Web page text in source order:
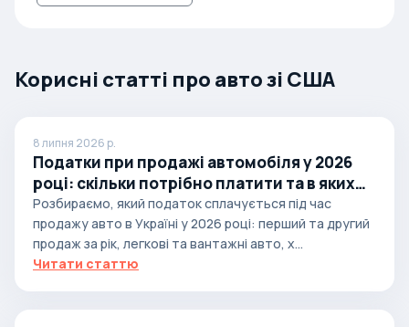
Корисні статті про авто зі США
8 липня 2026 р.
Податки при продажі автомобіля у 2026
році: скільки потрібно платити та в яких
випадках
Розбираємо, який податок сплачується під час
продажу авто в Україні у 2026 році: перший та другий
продаж за рік, легкові та вантажні авто, х...
Читати статтю